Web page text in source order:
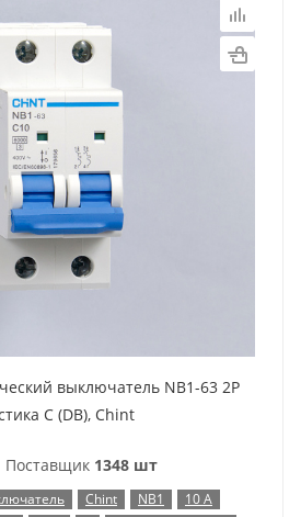
выключатель NB1-63 2P
C (DB), Chint
Поставщик 1348 шт
Chint NB1
10 А